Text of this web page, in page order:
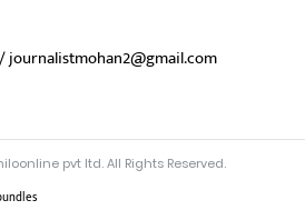
journalistmohan2@gmail.com
pvt ltd. All Rights Reserved.